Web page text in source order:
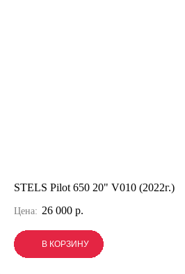
STELS Pilot 650 20" V010 (2022г.)
Цена: 26 000 р.
В КОРЗИНУ
В КОРЗИНУ
В КОРЗИНУ